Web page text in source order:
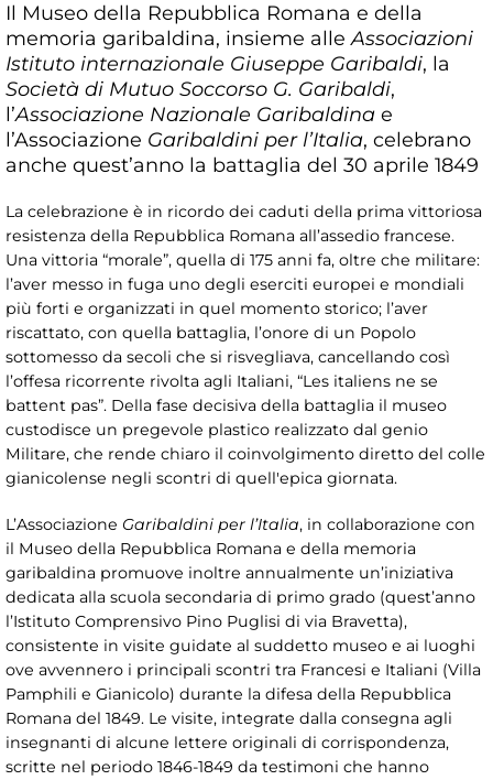
Il Museo della Repubblica Romana e della
memoria garibaldina, insieme alle Associazioni
Istituto internazionale Giuseppe Garibaldi, la
Società di Mutuo Soccorso G. Garibaldi,
l’Associazione Nazionale Garibaldina e
l’Associazione Garibaldini per l’Italia, celebrano
anche quest’anno la battaglia del 30 aprile 1849
La celebrazione è in ricordo dei caduti della prima vittoriosa
resistenza della Repubblica Romana all’assedio francese.
Una vittoria “morale”, quella di 175 anni fa, oltre che militare:
l’aver messo in fuga uno degli eserciti europei e mondiali
più forti e organizzati in quel momento storico; l’aver
riscattato, con quella battaglia, l’onore di un Popolo
sottomesso da secoli che si risvegliava, cancellando così
l’offesa ricorrente rivolta agli Italiani, “Les italiens ne se
battent pas”. Della fase decisiva della battaglia il museo
custodisce un pregevole plastico realizzato dal genio
Militare, che rende chiaro il coinvolgimento diretto del colle
gianicolense negli scontri di quell'epica giornata.
L’Associazione Garibaldini per l’Italia, in collaborazione con
il Museo della Repubblica Romana e della memoria
garibaldina promuove inoltre annualmente un’iniziativa
dedicata alla scuola secondaria di primo grado (quest’anno
l’Istituto Comprensivo Pino Puglisi di via Bravetta),
consistente in visite guidate al suddetto museo e ai luoghi
ove avvennero i principali scontri tra Francesi e Italiani (Villa
Pamphili e Gianicolo) durante la difesa della Repubblica
Romana del 1849. Le visite, integrate dalla consegna agli
insegnanti di alcune lettere originali di corrispondenza,
scritte nel periodo 1846-1849 da testimoni che hanno